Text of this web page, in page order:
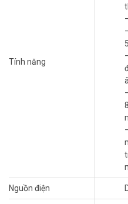
góc nhìn để loại bỏ các điểm
tuần tra phù hợp với ngôi nhà
Tính năng
Nguồn điện